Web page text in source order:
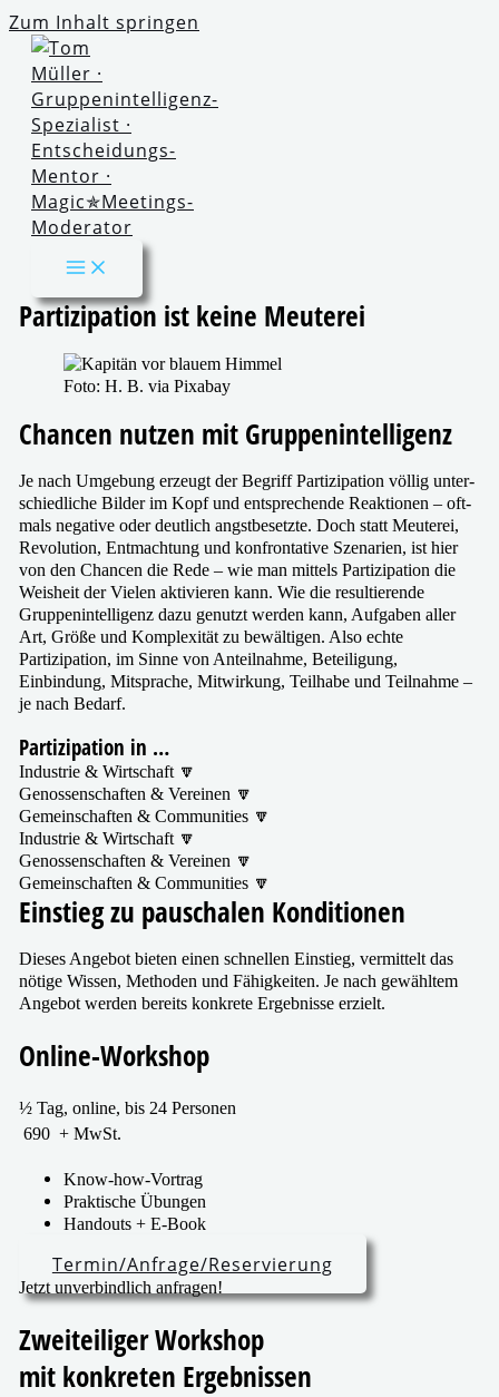
Zum Inhalt springen
Partizipation ist kei­ne Meuterei
Foto: H. B. via Pixabay
Chancen nut­zen mit Gruppenintelligenz
Je nach Umgebung erzeugt der Begriff Partizipation völ­lig unter­
schied­li­che Bilder im Kopf und ent­spre­chen­de Reaktionen – oft­
mals nega­ti­ve oder deut­lich angst­be­setz­te. Doch statt Meuterei,
Revolution, Entmachtung und kon­fron­ta­ti­ve Szenarien, ist hier
von den Chancen die Rede – wie man mit­tels Partizipation die
Weisheit der Vielen akti­vie­ren kann. Wie die resul­tie­ren­de
Gruppenintelligenz dazu genutzt wer­den kann, Aufgaben aller
Art, Größe und Komplexität zu bewäl­ti­gen. Also ech­te
Partizipation, im Sinne von Anteilnahme, Beteiligung,
Einbindung, Mitsprache, Mitwirkung, Teilhabe und Teilnahme –
je nach Bedarf.
Partizipation in …
Industrie & Wirtschaft 🔽
Genossenschaften & Vereinen 🔽
Gemeinschaften & Communities 🔽
Industrie & Wirtschaft 🔽
Genossenschaften & Vereinen 🔽
Gemeinschaften & Communities 🔽
Einstieg zu pau­scha­len Konditionen
Dieses Angebot bie­ten einen schnel­len Einstieg, ver­mit­telt das
nöti­ge Wissen, Methoden und Fähigkeiten. Je nach gewähl­tem
Angebot wer­den bereits kon­kre­te Ergebnisse erzielt.
Online-Workshop
½ Tag, online, bis 24 Personen
690 + MwSt.
Know-how-Vortrag
Praktische Übungen
Handouts + E‑Book
Termin/​Anfrage/​Reservierung
Jetzt unver­bind­lich anfragen!
Zweiteiliger Workshop
mit kon­kre­ten Ergebnissen